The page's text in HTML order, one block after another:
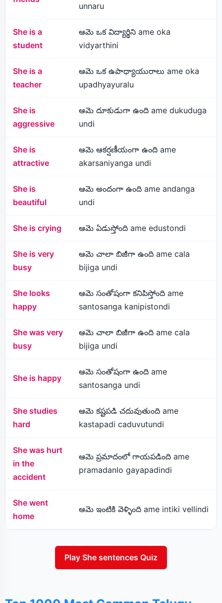
unnaru
She is a
student
ఆమె ఒక విద్యార్థిని ame oka
vidyarthini
She is a
teacher
ఆమె ఒక ఉపాధ్యాయురాలు ame oka
upadhyayuralu
She is
aggressive
ఆమె దూకుడుగా ఉంది ame dukuduga
undi
She is
attractive
ఆమె ఆకర్షణీయంగా ఉంది ame
akarsaniyanga undi
She is
beautiful
ఆమె అందంగా ఉంది ame andanga
undi
She is crying ఆమె ఏడుస్తోంది ame edustondi
She is very
busy
ఆమె చాలా బిజీగా ఉంది ame cala
bijiga undi
She looks
happy
ఆమె సంతోషంగా కనిపిస్తోంది ame
santosanga kanipistondi
She was very
busy
ఆమె చాలా బిజీగా ఉంది ame cala
bijiga undi
She is happy
ఆమె సంతోషంగా ఉంది ame
santosanga undi
She studies
hard
ఆమె కష్టపడి చదువుతుంది ame
kastapadi caduvutundi
She was hurt
in the
accident
ఆమె ప్రమాదంలో గాయపడింది ame
pramadanlo gayapadindi
She went
home
ఆమె ఇంటికి వెళ్ళింది ame intiki vellindi
Play She sentences Quiz